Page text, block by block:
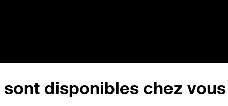
disponibles chez vous